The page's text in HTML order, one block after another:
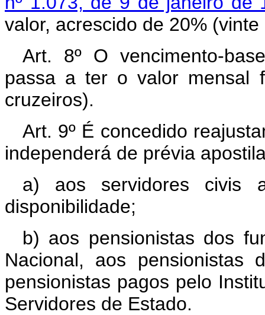
valor, acrescido de 20%
Art. 8º O vencimento-
passa a ter o valor mensal
cruzeiros).
Art. 9º É concedido
independerá de prévia
a) aos servidores civis
disponibilidade;
b) aos pensionistas dos
Nacional, aos pensionistas
pensionistas pagos pelo
Servidores de Estado.